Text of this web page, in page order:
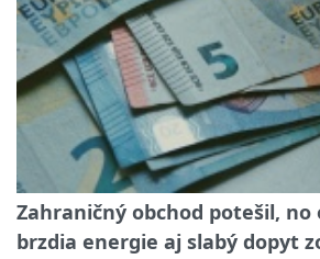
Zahraničný obchod potešil,
brzdia energie aj slabý dopyt